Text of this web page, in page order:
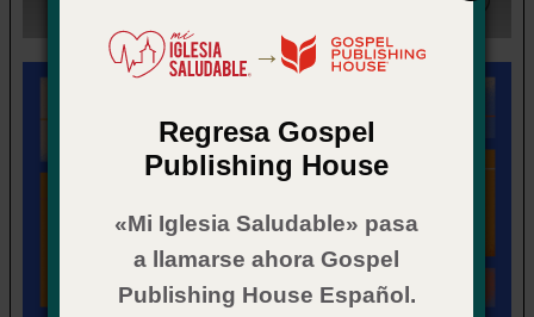
→
Regresa Gospel
Publishing House
«Mi Iglesia Saludable» pasa
a llamarse ahora Gospel
Publishing House Español.